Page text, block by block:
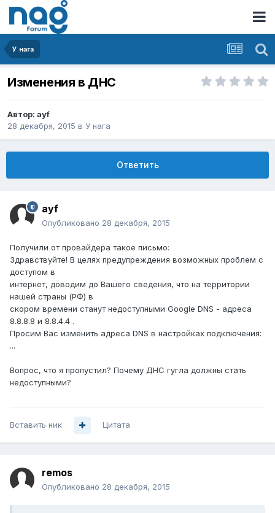
У нага
Изменения в ДНС
Автор: ayf
28 декабря, 2015 в У нага
Ответить
ayf
Опубликовано 28 декабря, 2015
Получили от провайдера такое письмо:
Здравствуйте! В целях предупреждения возможных проблем с
доступом в
интернет, доводим до Вашего сведения, что на территории
нашей страны (РФ) в
скором времени станут недоступными Google DNS - адреса
8.8.8.8 и 8.8.4.4 .
Просим Вас изменить адреса DNS в настройках подключения:
...
Вопрос, что я пропустил? Почему ДНС гугла должны стать
недоступными?
Вставить ник Цитата
remos
Опубликовано 28 декабря, 2015